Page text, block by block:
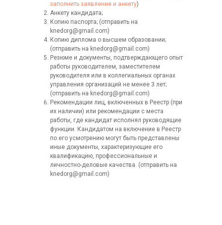
заполнить заявление и анкету)
Анкету кандидата;
Копию паспорта; (отправить на
knedorg@gmail.com)
Копию диплома о высшем образовании;
(отправить на knedorg@gmail.com)
Резюме и документы, подтверждающего опыт
работы руководителем, заместителем
руководителя или в коллегиальных органах
управления организаций не менее 3 лет;
(отправить на knedorg@gmail.com)
Рекомендации лиц, включенных в Реестр (при
их наличии) или рекомендации с места
работы, где кандидат исполнял руководящие
функции. Кандидатом на включение в Реестр
по его усмотрению могут быть представлены
иные документы, характеризующие его
квалификацию, профессиональные и
личностно-деловые качества. (отправить на
knedorg@gmail.com)